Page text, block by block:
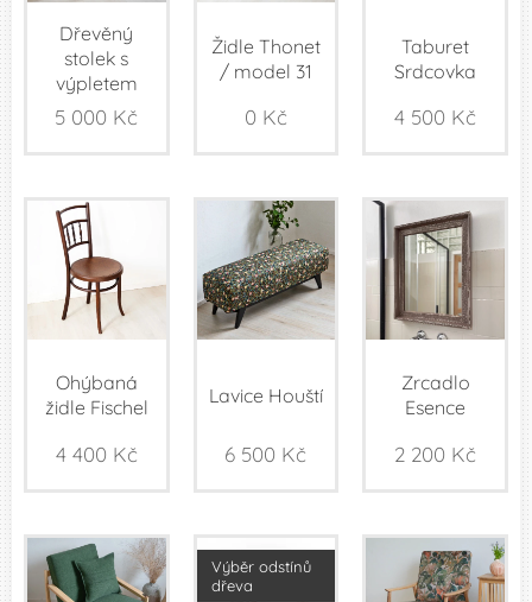
Dřevěný
stolek s
výpletem
5 000 Kč
Židle Thonet
/ model 31
0 Kč
Taburet
Srdcovka
4 500 Kč
Ohýbaná
židle Fischel
4 400 Kč
Lavice Houští
6 500 Kč
Zrcadlo
Esence
2 200 Kč
Výběr odstínů
dřeva